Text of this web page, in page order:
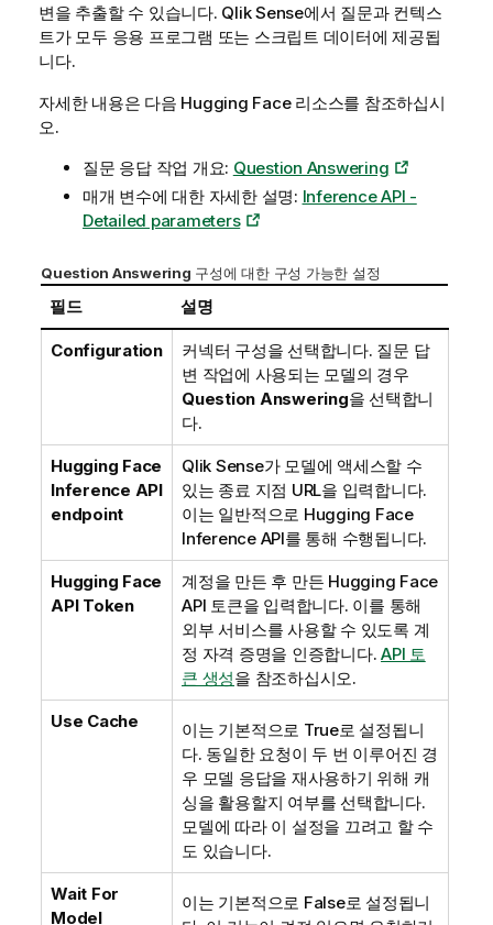
변을 추출할 수 있습니다. Qlik Sense에서 질문과 컨텍스
트가 모두 응용 프로그램 또는 스크립트 데이터에 제공됩
니다.
자세한 내용은 다음 Hugging Face리소스를 참조하십시
오.
질문 응답 작업 개요: Question Answering
매개 변수에 대한 자세한 설명: Inference API -
Detailed parameters
Question Answering 구성에 대한 구성 가능한 설정
필드 설명
Configuration
커넥터 구성을 선택합니다. 질문 답
변 작업에 사용되는 모델의 경우
Question Answering을 선택합니
다.
Hugging Face
Inference API
endpoint
Qlik Sense가 모델에 액세스할 수
있는 종료 지점 URL을 입력합니다.
이는 일반적으로 Hugging Face
Inference API를 통해 수행됩니다.
Hugging Face
API Token
계정을 만든 후 만든 Hugging Face
API 토큰을 입력합니다. 이를 통해
외부 서비스를 사용할 수 있도록 계
정 자격 증명을 인증합니다. API 토
큰 생성을 참조하십시오.
Use Cache
이는 기본적으로 True로 설정됩니
다. 동일한 요청이 두 번 이루어진 경
우 모델 응답을 재사용하기 위해 캐
싱을 활용할지 여부를 선택합니다.
모델에 따라 이 설정을 끄려고 할 수
도 있습니다.
Wait For
Model
이는 기본적으로 False로 설정됩니